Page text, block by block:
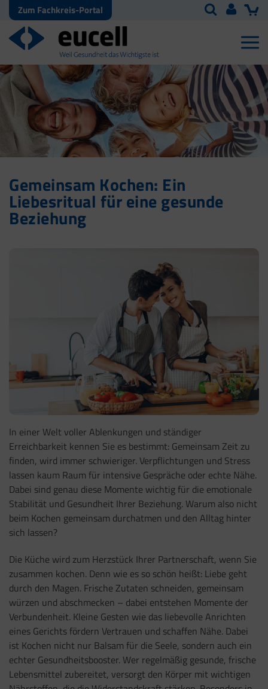
Zum Fachkreis-Portal
Gemeinsam Kochen: Ein
Liebesritual für eine gesunde
Beziehung
In einer Welt voller Ablenkungen und ständiger
Erreichbarkeit kennen Sie es bestimmt: Gemeinsam Zeit zu
finden, wird immer schwieriger. Verpflichtungen und Stress
lassen kaum Raum für intensive Gespräche oder echte Nähe.
Dabei sind genau diese Momente wichtig für die emotionale
Stabilität und Gesundheit Ihrer Beziehung. Warum also nicht
beim Kochen gemeinsam durchatmen und den Alltag hinter
sich lassen?
Die Küche wird zum Herzstück Ihrer Partnerschaft, wenn Sie
zusammen kochen. Denn wie es so schön heißt: Liebe geht
durch den Magen. Frische Zutaten schneiden, gemeinsam
würzen und abschmecken – dabei entstehen Momente der
Verbundenheit. Kleine Gesten wie das liebevolle Anrichten
eines Gerichts fördern Vertrauen und schaffen Nähe. Dabei
ist Kochen nicht nur Balsam für die Seele, sondern auch ein
echter Gesundheitsbooster. Wer regelmäßig gesunde, frische
Lebensmittel zubereitet, versorgt den Körper mit wichtigen